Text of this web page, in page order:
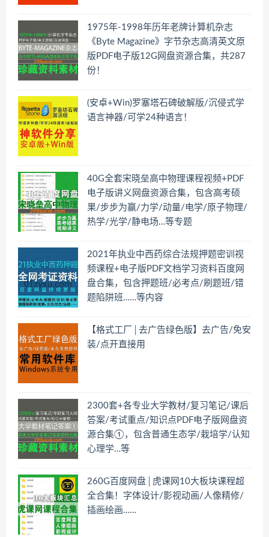
1975年-1998年历年老牌计算机杂志
《Byte Magazine》字节杂志高清英文原
版PDF电子版12G网盘资源合集，共287
份！
(安卓+Win)罗塞塔石碑破解版/沉侵式学
语言神器/可学24种语言！
40G全套宋晓垒高中物理课程视频+PDF
电子版讲义网盘资源合集，包含高考硕
果/步步为赢/力学/动量/电学/原子物理/
热学/光学/静电场…等专题
2021年执业中西药综合法规押题密训视
频课程+电子版PDF文档学习资料百度网
盘合集，包含押题班/必考点/刷题班/错
题陷阱班……等内容
【格式工厂│去广告绿色版】去广告/免安
装/点开直接用
2300套+各专业大学教材/复习笔记/课后
答案/考试重点/知识点PDF电子版网盘资
源合集①，包含普通生态学/栽培学/认知
心理学…等
260G百度网盘│虎课网10大板块课程超
全合集！字体设计/影视动画/人像精修/
插画绘画……